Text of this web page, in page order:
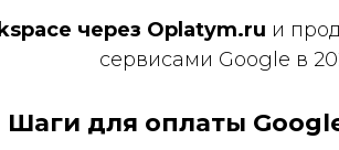
через Oplatym.ru и
сервисами Google в
Шаги для оплаты